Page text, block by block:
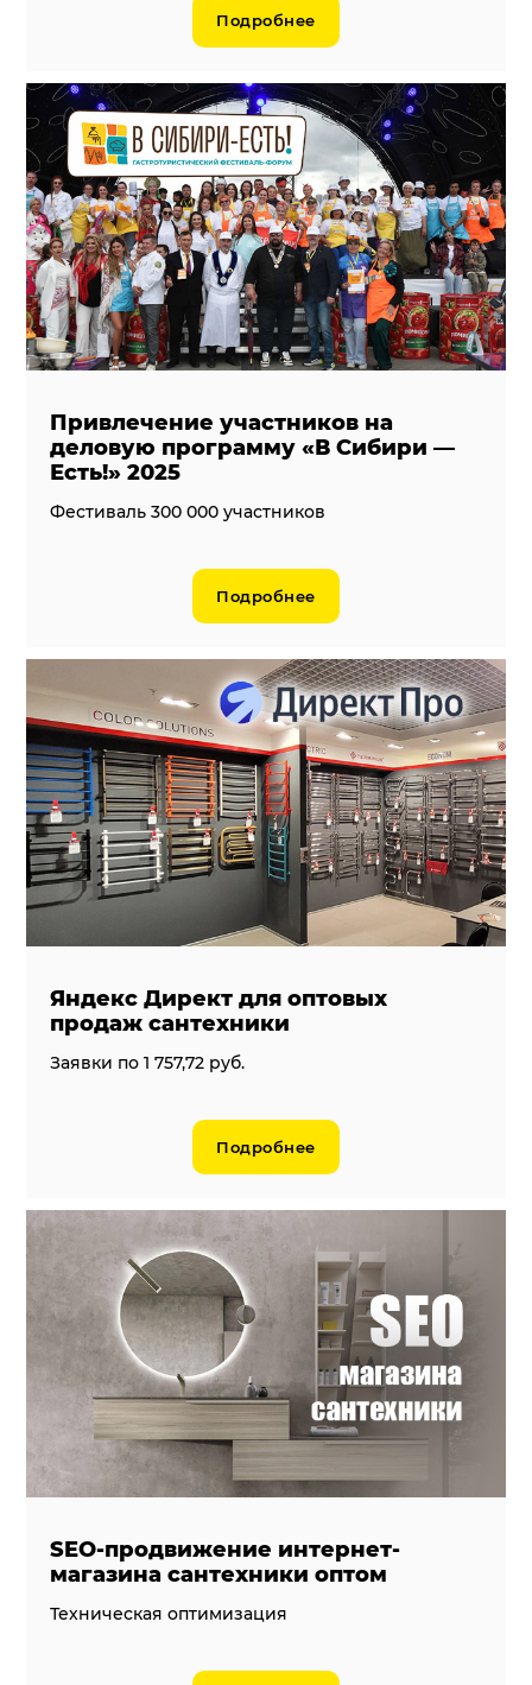
Подробнее
Привлечение участников на
деловую программу «В Сибири —
Есть!» 2025
Фестиваль 300 000 участников
Подробнее
Яндекс Директ для оптовых
продаж сантехники
Заявки по 1 757,72 руб.
Подробнее
SEO-продвижение интернет-
магазина сантехники оптом
Техническая оптимизация